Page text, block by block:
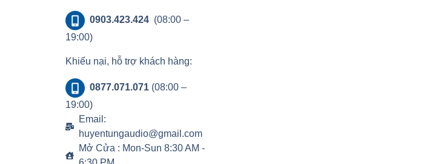
0903.423.424 (08:00 –
19:00)
Khiếu nại, hỗ trợ khách hàng:
0877.071.071(08:00 –
19:00)
Email:
huyentungaudio@gmail.com
Mở Cửa : Mon-Sun 8:30 AM -